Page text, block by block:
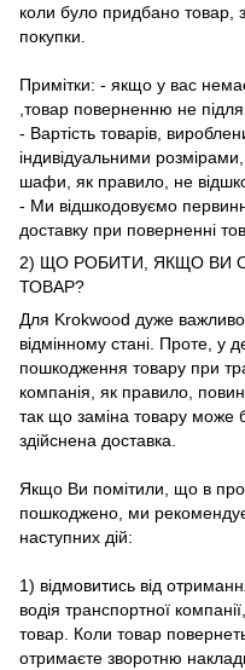
коли було придбано товар,
покупки.
Примітки: - якщо у вас
,товар поверненню не
- Вартість товарів,
індивідуальними
шафи, як правило, не
- Ми відшкодовуємо
доставку при поверненні
2) ЩО РОБИТИ, ЯКЩО ВИ
ТОВАР?
Для Krokwood дуже
відмінному стані. Проте, у
пошкодження товару при
компанія, як правило,
так що заміна товару може
здійснена доставка.
Якщо Ви помітили, що в
пошкоджено, ми
наступних дій:
1) відмовитись від
водія транспортної
товар. Коли товар
отримаєте зворотню